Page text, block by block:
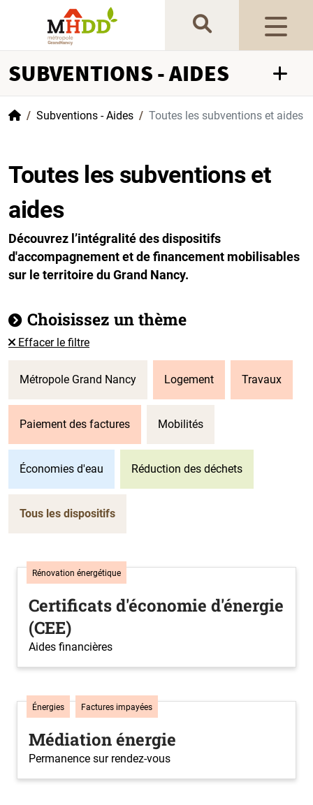
Gestion de vos préférences sur les cookies
SUBVENTIONS - AIDES
Accueil
Subventions - Aides Toutes les subventions et aides
Toutes les subventions et
aides
Découvrez l’intégralité des dispositifs
d'accompagnement et de financement mobilisables
sur le territoire du Grand Nancy.
Choisissez un thème
Effacer le filtre
Métropole Grand Nancy Logement Travaux
Paiement des factures Mobilités
Économies d'eau Réduction des déchets
Tous les dispositifs
Rénovation énergétique
Certificats d'économie d'énergie
(CEE)
Aides financières
Énergies Factures impayées
Médiation énergie
Permanence sur rendez-vous